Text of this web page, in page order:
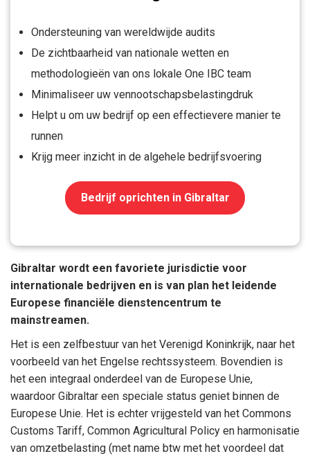
Ondersteuning van wereldwijde audits
De zichtbaarheid van nationale wetten en
methodologieën van ons lokale One IBC team
Minimaliseer uw vennootschapsbelastingdruk
Helpt u om uw bedrijf op een effectievere manier te
runnen
Krijg meer inzicht in de algehele bedrijfsvoering
Bedrijf oprichten in Gibraltar
Gibraltar wordt een favoriete jurisdictie voor
internationale bedrijven en is van plan het leidende
Europese financiële dienstencentrum te
mainstreamen.
Het is een zelfbestuur van het Verenigd Koninkrijk, naar het
voorbeeld van het Engelse rechtssysteem. Bovendien is
het een integraal onderdeel van de Europese Unie,
waardoor Gibraltar een speciale status geniet binnen de
Europese Unie. Het is echter vrijgesteld van het Commons
Customs Tariff, Common Agricultural Policy en harmonisatie
van omzetbelasting (met name btw met het voordeel dat